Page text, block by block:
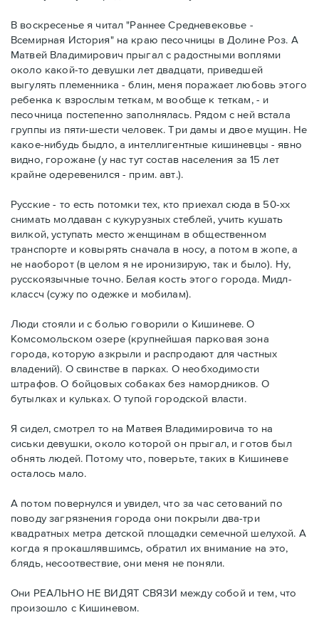
В воскресенье я читал "Раннее Средневековье -
Всемирная История" на краю песочницы в Долине Роз. А
Матвей Владимирович прыгал с радостными воплями
около какой-то девушки лет двадцати, приведшей
выгулять племенника - блин, меня поражает любовь этого
ребенка к взрослым теткам, м вообще к теткам, - и
песочница постепенно заполнялась. Рядом с ней встала
группы из пяти-шести человек. Три дамы и двое мущин. Не
какое-нибудь быдло, а интеллигентные кишиневцы - явно
видно, горожане (у нас тут состав населения за 15 лет
крайне одеревенился - прим. авт.).
Русские - то есть потомки тех, кто приехал сюда в 50-хх
снимать молдаван с кукурузных стеблей, учить кушать
вилкой, уступать место женщинам в общественном
транспорте и ковырять сначала в носу, а потом в жопе, а
не наоборот (в целом я не иронизирую, так и было). Ну,
русскоязычные точно. Белая кость этого города. Мидл-
классч (сужу по одежке и мобилам).
Люди стояли и с болью говорили о Кишиневе. О
Комсомольском озере (крупнейшая парковая зона
города, которую азкрыли и распродают для частных
владений). О свинстве в парках. О необходимости
штрафов. О бойцовых собаках без намордников. О
бутылках и кульках. О тупой городской власти.
Я сидел, смотрел то на Матвея Владимировича то на
сиськи девушки, около которой он прыгал, и готов был
обнять людей. Потому что, поверьте, таких в Кишиневе
осталось мало.
А потом повернулся и увидел, что за час сетований по
поводу загрязнения города они покрыли два-три
квадратных метра детской площадки семечной шелухой. А
когда я прокашлявшимсь, обратил их внимание на это,
блядь, несоотвествие, они меня не поняли.
Они РЕАЛЬНО НЕ ВИДЯТ СВЯЗИ между собой и тем, что
произошло с Кишиневом.